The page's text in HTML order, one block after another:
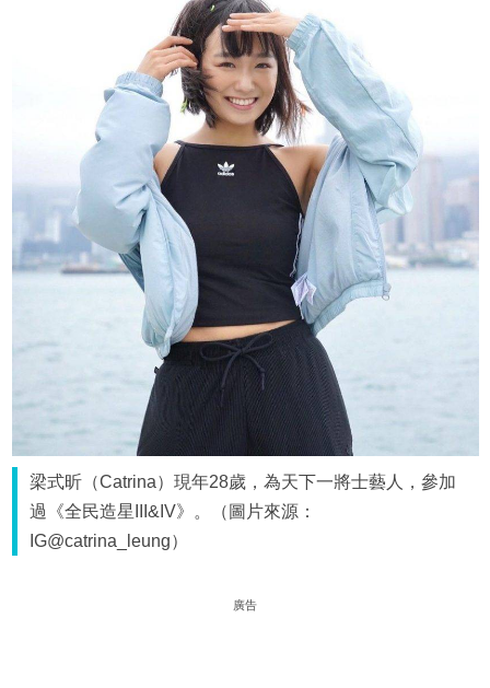
梁式昕（Catrina）現年28歲，為天下一將士藝人，參加
過《全民造星III&IV》。（圖片來源：
IG@catrina_leung）
廣告